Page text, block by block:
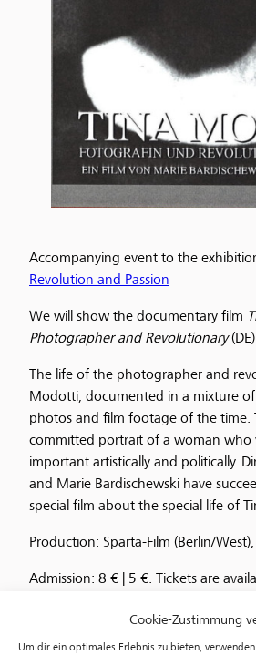
Cookie-Zustimmung
Um dir ein optimales Erlebnis zu bieten,
Accompanying event to the
Revolution and Passion
We will show the documentary film
Photographer and Revolutionary(DE).
The life of the photographer and
Modotti, documented in a mixture
photos and film footage of the time.
committed portrait of a woman who
important artistically and politically.
and Marie Bardischewski have
special film about the special life of
Production: Sparta-Film (Berlin/
Admission: 8 € | 5 €. Tickets are